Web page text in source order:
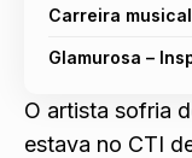
Carreira musical
Glamurosa –
O artista sofria
estava no CTI